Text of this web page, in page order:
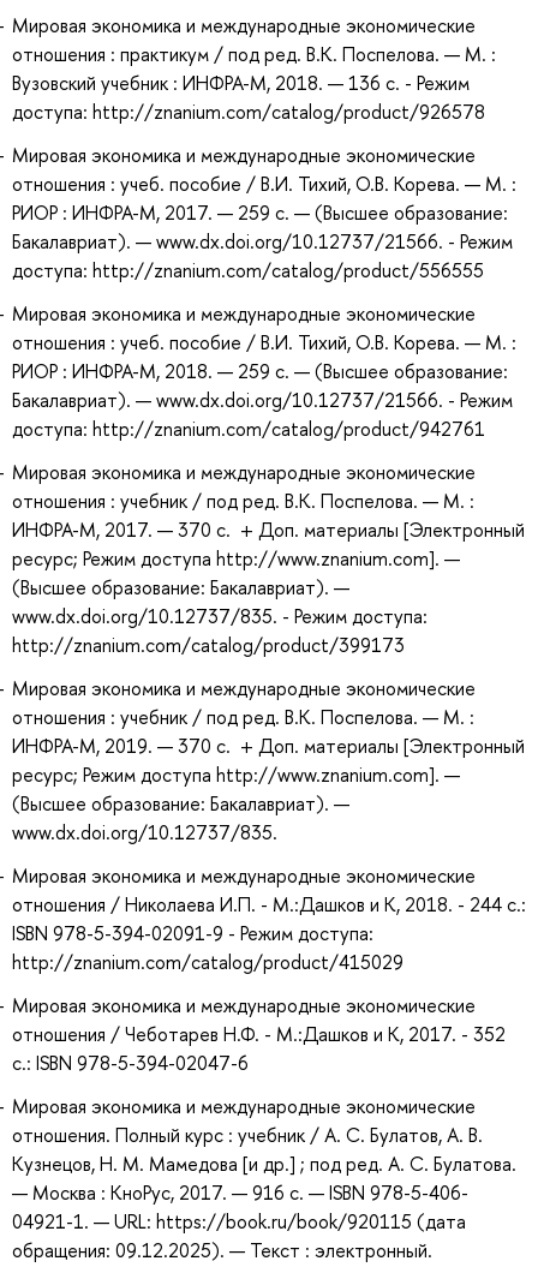
Мировая экономика и международные экономические
отношения : практикум / под ред. В.К. Поспелова. — М. :
Вузовский учебник : ИНФРА-М, 2018. — 136 с. - Режим
доступа: http://znanium.com/catalog/product/926578
Мировая экономика и международные экономические
отношения : учеб. пособие / В.И. Тихий, О.В. Корева. — М. :
РИОР : ИНФРА-М, 2017. — 259 с. — (Высшее образование:
Бакалавриат). — www.dx.doi.org/10.12737/21566. - Режим
доступа: http://znanium.com/catalog/product/556555
Мировая экономика и международные экономические
отношения : учеб. пособие / В.И. Тихий, О.В. Корева. — М. :
РИОР : ИНФРА-М, 2018. — 259 с. — (Высшее образование:
Бакалавриат). — www.dx.doi.org/10.12737/21566. - Режим
доступа: http://znanium.com/catalog/product/942761
Мировая экономика и международные экономические
отношения : учебник / под ред. В.К. Поспелова. — М. :
ИНФРА-М, 2017. — 370 с. + Доп. материалы [Электронный
ресурс; Режим доступа http://www.znanium.com]. —
(Высшее образование: Бакалавриат). —
www.dx.doi.org/10.12737/835. - Режим доступа:
http://znanium.com/catalog/product/399173
Мировая экономика и международные экономические
отношения : учебник / под ред. В.К. Поспелова. — М. :
ИНФРА-М, 2019. — 370 с. + Доп. материалы [Электронный
ресурс; Режим доступа http://www.znanium.com]. —
(Высшее образование: Бакалавриат). —
www.dx.doi.org/10.12737/835.
Мировая экономика и международные экономические
отношения / Николаева И.П. - М.:Дашков и К, 2018. - 244 с.:
ISBN 978-5-394-02091-9 - Режим доступа:
http://znanium.com/catalog/product/415029
Мировая экономика и международные экономические
отношения / Чеботарев Н.Ф. - М.:Дашков и К, 2017. - 352
с.: ISBN 978-5-394-02047-6
Мировая экономика и международные экономические
отношения. Полный курс : учебник / А. С. Булатов, А. В.
Кузнецов, Н. М. Мамедова [и др.] ; под ред. А. С. Булатова.
— Москва : КноРус, 2017. — 916 с. — ISBN 978-5-406-
04921-1. — URL: https://book.ru/book/920115 (дата
обращения: 09.12.2025). — Текст : электронный.